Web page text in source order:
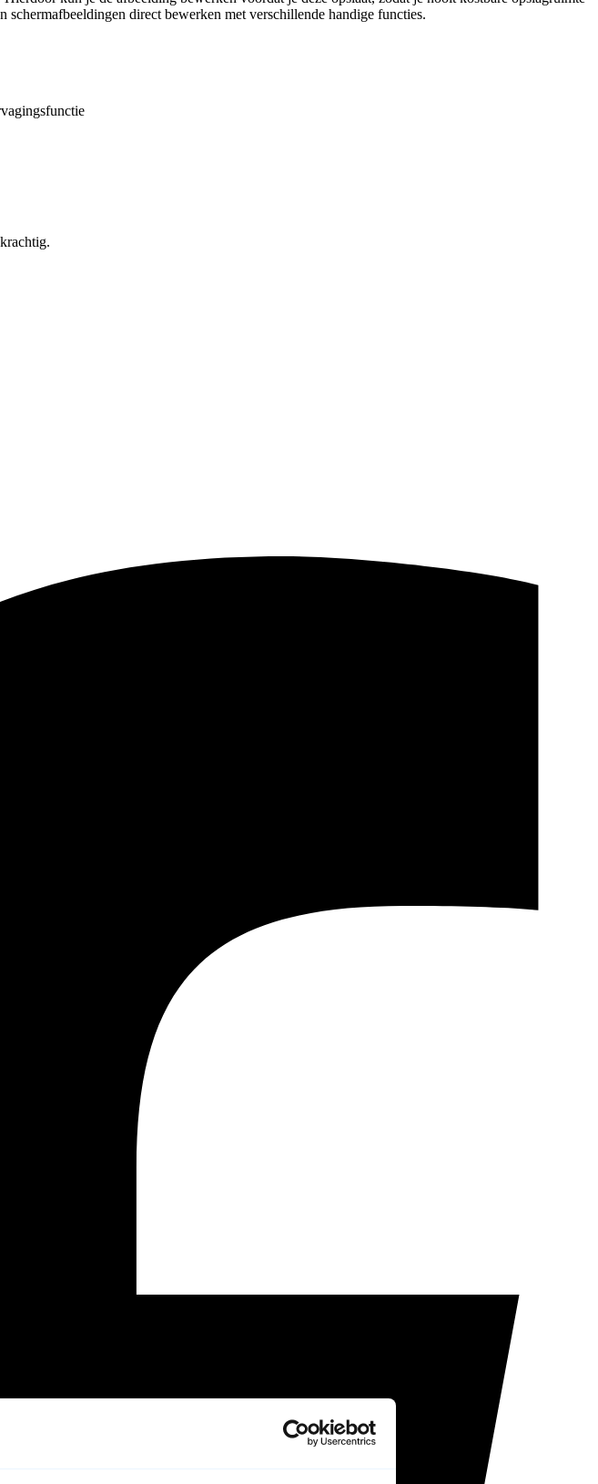
direct bewerken met verschillende handige functies.